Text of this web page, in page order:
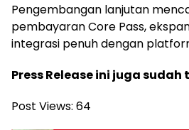
Pengembangan lanjutan
pembayaran Core Pass,
integrasi penuh dengan
Press Release ini juga
Post Views: 64